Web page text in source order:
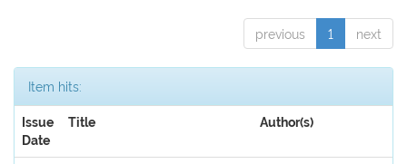
previous 1 next
Item hits:
Issue
Date
Title Author(s)